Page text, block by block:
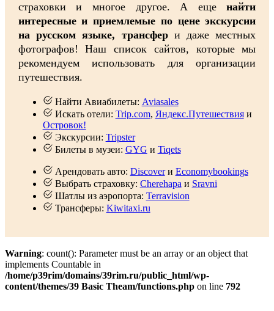
страховки и многое другое. А ещенайти
интересные и приемлемые по цене экскурсии
на русском языке, трансфери даже местных
фотографов! Наш список сайтов, которые мы
рекомендуем использовать для организации
путешествия.
Найти Авиабилеты: Aviasales
Искать отели: Trip.com, Яндекс.Путешествияи
Островок!
Экскурсии: Tripster
Билеты в музеи: GYG и Tiqets
Арендовать авто: Discoverи Economybookings
Выбрать страховку: Cherehapaи Sravni
Шатлы из аэропорта: Terravision
Трансферы: Kiwitaxi.ru
Warning: count(): Parameter must be an array or an object that
implements Countable in
/home/p39rim/domains/39rim.ru/public_html/wp-
content/themes/39 Basic Theam/functions.php on line 792